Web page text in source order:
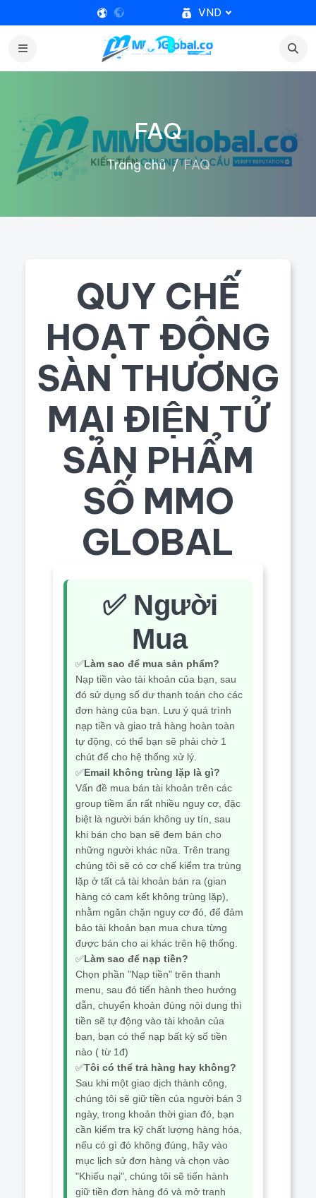
VND
FAQ
Trang chủ FAQ
QUY CHẾ
HOẠT ĐỘNG
SÀN THƯƠNG
MẠI ĐIỆN TỬ
SẢN PHẨM
SỐ MMO
GLOBAL
✅ Người
Mua
✅Làm sao để mua sản phẩm?
Nạp tiền vào tài khoản của bạn, sau
đó sử dụng số dư thanh toán cho các
đơn hàng của bạn. Lưu ý quá trình
nạp tiền và giao trả hàng hoàn toàn
tự động, có thể bạn sẽ phải chờ 1
chút để cho hệ thống xử lý.
✅Email không trùng lặp là gì?
Vấn đề mua bán tài khoản trên các
group tiềm ẩn rất nhiều nguy cơ, đặc
biệt là người bán không uy tín, sau
khi bán cho bạn sẽ đem bán cho
những người khác nữa. Trên trang
chúng tôi sẽ có cơ chế kiểm tra trùng
lặp ở tất cả tài khoản bán ra (gian
hàng có cam kết không trùng lặp),
nhằm ngăn chặn nguy cơ đó, để đảm
bảo tài khoản bạn mua chưa từng
được bán cho ai khác trên hệ thống.
✅Làm sao để nạp tiền?
Chọn phần "Nạp tiền" trên thanh
menu, sau đó tiến hành theo hướng
dẫn, chuyển khoản đúng nội dung thì
tiền sẽ tự động vào tài khoản của
bạn, bạn có thể nạp bất kỳ số tiền
nào ( từ 1đ)
✅Tôi có thể trả hàng hay không?
Sau khi một giao dịch thành công,
chúng tôi sẽ giữ tiền của người bán 3
ngày, trong khoản thời gian đó, bạn
cần kiểm tra kỹ chất lượng hàng hóa,
nếu có gì đó không đúng, hãy vào
mục lịch sử đơn hàng và chọn vào
"Khiếu nại", chúng tôi sẽ tiến hành
giữ tiền đơn hàng đó và mở tranh